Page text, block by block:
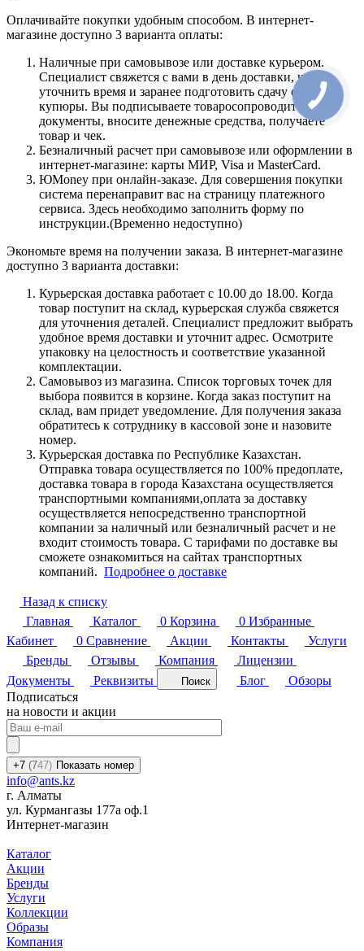
Оплачивайте покупки удобным способом. В интернет-
магазине доступно 3 варианта оплаты:
Наличные при самовывозе или доставке курьером.
Специалист свяжется с вами в день доставки, чтобы
уточнить время и заранее подготовить сдачу с любой
купюры. Вы подписываете товаросопроводительные
документы, вносите денежные средства, получаете
товар и чек.
Безналичный расчет при самовывозе или оформлении в
интернет-магазине: карты МИР, Visa и MasterCard.
ЮMoney при онлайн-заказе. Для совершения покупки
система перенаправит вас на страницу платежного
сервиса. Здесь необходимо заполнить форму по
инструкции.(Временно недоступно)
Экономьте время на получении заказа. В интернет-магазине
доступно 3 варианта доставки:
Курьерская доставка работает с 10.00 до 18.00. Когда
товар поступит на склад, курьерская служба свяжется
для уточнения деталей. Специалист предложит выбрать
удобное время доставки и уточнит адрес. Осмотрите
упаковку на целостность и соответствие указанной
комплектации.
Самовывоз из магазина. Список торговых точек для
выбора появится в корзине. Когда заказ поступит на
склад, вам придет уведомление. Для получения заказа
обратитесь к сотруднику в кассовой зоне и назовите
номер.
Курьерская доставка по Республике Казахстан.
Отправка товара осуществляется по 100% предоплате,
доставка товара в города Казахстана осуществляется
транспортными компаниями,оплата за доставку
осуществляется непосредственно транспортной
компании за наличный или безналичный расчет и не
входит стоимость товара. С тарифами по доставке вы
сможете ознакомиться на сайтах транспортных
компаний. Подробнее о доставке
Назад к списку
Главная
Каталог 0 Корзина 0 Избранные
Кабинет
0 Сравнение Акции Контакты
Услуги
Бренды
Отзывы Компания
Лицензии
Документы
Реквизиты Поиск Блог
Обзоры
Подписаться
на новости и акции
+7 (747) Показать номер
info@ants.kz
г. Алматы
ул. Курмангазы 177а оф.1
Интернет-магазин
Каталог
Акции
Бренды
Услуги
Коллекции
Образы
Компания